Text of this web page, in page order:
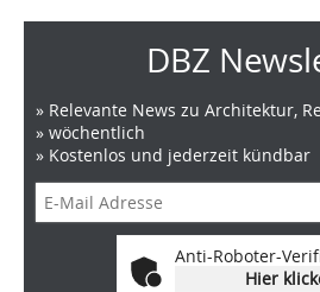
DBZ
» Relevante News zu Architektur,
» wöchentlich
» Kostenlos und jederzeit kündbar
Anti-Roboter-
Hier